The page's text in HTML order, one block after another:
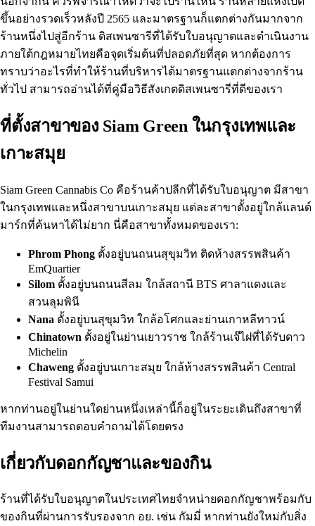
ขึ้นอย่างรวดเร็วหลังปี 2565 และมาตรฐานก็แตกต่างกันมากจาก
ร้านหนึ่งไปสู่อีกร้าน ดิสเพนซารีที่ได้รับใบอนุญาตและดำเนินงาน
ภายใต้กฎหมายไทยคือจุดเริ่มต้นที่ปลอดภัยที่สุด หากต้องการ
ทราบว่าอะไรที่ทำให้ร้านที่บริหารได้มาตรฐานแตกต่างจากร้าน
ทั่วไป สามารถอ่านได้ที่คู่มือวิธีสังเกตดิสเพนซารีที่ดีของเรา
ที่ตั้งสาขาของ Siam Green ในกรุงเทพและ
เกาะสมุย
Siam Green Cannabis Co คือร้านค้าปลีกที่ได้รับใบอนุญาต มีสาขา
ในกรุงเทพและหนึ่งสาขาบนเกาะสมุย แต่ละสาขาตั้งอยู่ใกล้แลนด์
มาร์กที่ค้นหาได้ไม่ยาก นี่คือสาขาทั้งหมดของเรา:
Phrom Phong ตั้งอยู่บนถนนสุขุมวิท ติดห้างสรรพสินค้า
EmQuartier
Silom ตั้งอยู่บนถนนสีลม ใกล้สถานี BTS ศาลาแดงและ
สวนลุมพินี
Nana ตั้งอยู่บนสุขุมวิท ใกล้อโศกและย่านเกาหลีทาวน์
Chinatown ตั้งอยู่ในย่านเยาวราช ใกล้ร้านเจ๊ไฝที่ได้รับดาว
Michelin
Chaweng ตั้งอยู่บนเกาะสมุย ใกล้ห้างสรรพสินค้า Central
Festival Samui
หากท่านอยู่ในย่านใดย่านหนึ่งเหล่านี้ก็อยู่ในระยะเดินถึงสาขาที่
ทีมงานสามารถตอบคำถามได้โดยตรง
เกี่ยวกับดอกกัญชาและของกิน
ร้านที่ได้รับใบอนุญาตในประเทศไทยจำหน่ายดอกกัญชาพร้อมกับ
ของกินที่ผ่านการรับรองจาก อย. เช่น กัมมี่ หากท่านยังใหม่กับสิ่ง